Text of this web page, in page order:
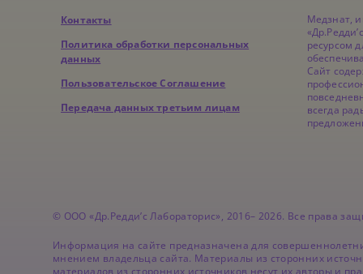
Контакты
Политика обработки персональных
данных
Пользовательское Соглашение
Передача данных третьим лицам
Медзнат,
ресурсом
Сайт
всегда
© ООО «Др.Редди’с Лабораторис», 2016– 2026. Все права
Информация на сайте предназначена для
мнением владельца сайта. Материалы из сторонних